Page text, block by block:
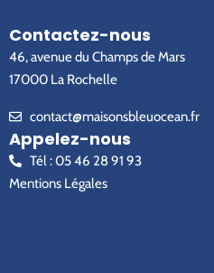
Contactez-nous
46, avenue du Champs de Mars
17000 La Rochelle
contact@maisonsbleuocean.fr
Appelez-nous
Tél : 05 46 28 91 93
Mentions Légales